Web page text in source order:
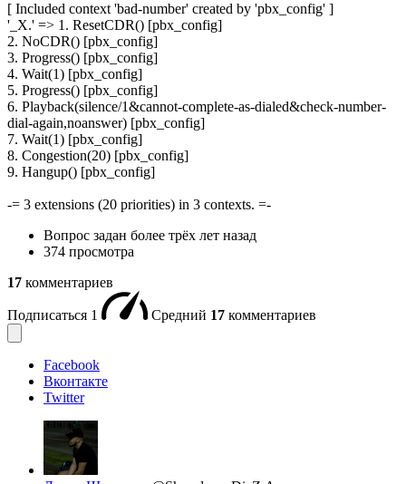
[ Included context 'bad-number' created by 'pbx_config' ]
'_X.' => 1. ResetCDR() [pbx_config]
2. NoCDR() [pbx_config]
3. Progress() [pbx_config]
4. Wait(1) [pbx_config]
5. Progress() [pbx_config]
6. Playback(silence/1&cannot-complete-as-dialed&check-number-
dial-again,noanswer) [pbx_config]
7. Wait(1) [pbx_config]
8. Congestion(20) [pbx_config]
9. Hangup() [pbx_config]
-= 3 extensions (20 priorities) in 3 contexts. =-
Вопрос задан более трёх лет назад
374 просмотра
17 комментариев
Подписаться 1 Средний 17 комментариев
Facebook
Вконтакте
Twitter